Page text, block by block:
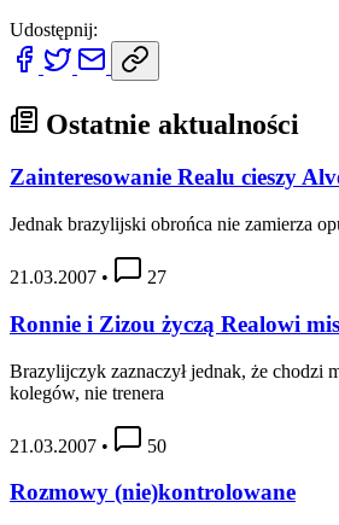
Udostępnij:
Ostatnie aktualności
Zainteresowanie Realu cieszy
Jednak brazylijski obrońca nie zamierza
21.03.2007 • 27
Ronnie i Zizou życzą Realowi
Brazylijczyk zaznaczył jednak, że chodzi
kolegów, nie trenera
21.03.2007 • 50
Rozmowy (nie)kontrolowane